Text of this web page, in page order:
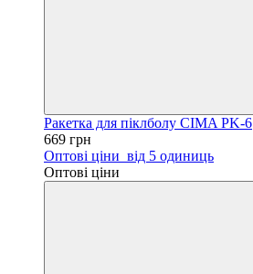
Ракетка для піклболу CIMA PK-6
669 грн
Оптові ціни від 5 одиниць
Оптові ціни